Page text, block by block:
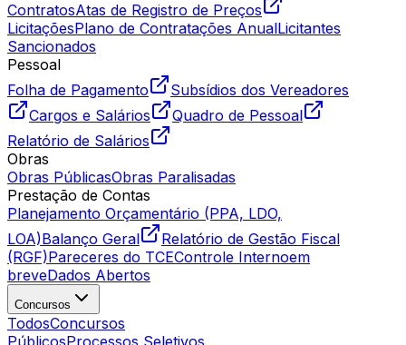
ContratosAtas de Registro de Preços
LicitaçõesPlano de Contratações AnualLicitantes
Sancionados
Pessoal
Folha de Pagamento
Subsídios dos Vereadores
Cargos e Salários
Quadro de Pessoal
Relatório de Salários
Obras
Obras PúblicasObras Paralisadas
Prestação de Contas
Planejamento Orçamentário (PPA, LDO,
LOA)Balanço Geral
Relatório de Gestão Fiscal
(RGF)Pareceres do TCEControle Internoem
breveDados Abertos
Concursos
TodosConcursos
PúblicosProcessos Seletivos